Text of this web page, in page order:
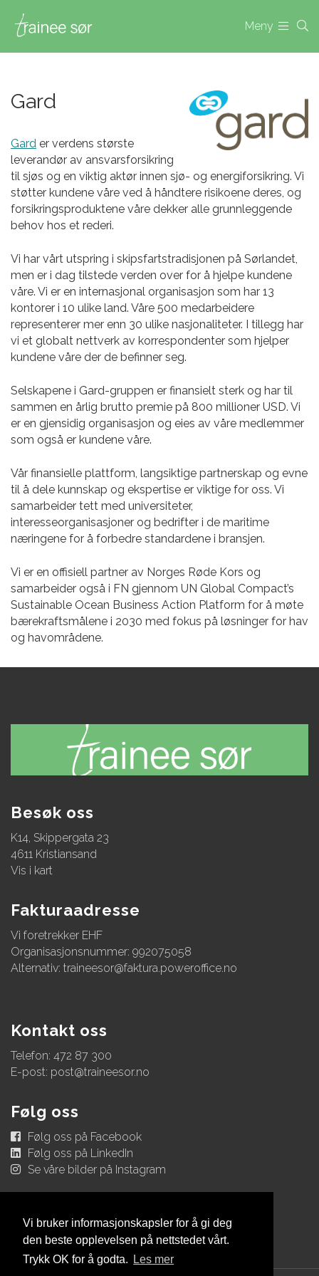
Vi bruker informasjonskapsler for å gi deg
den beste opplevelsen på nettstedet vårt.
Trykk OK for å godta.
Les mer
Meny
Gard
Gard er verdens største
leverandør av ansvarsforsikring
til sjøs og en viktig aktør innen sjø- og energiforsikring. Vi
støtter kundene våre ved å håndtere risikoene deres, og
forsikringsproduktene våre dekker alle grunnleggende
behov hos et rederi.
Vi har vårt utspring i skipsfartstradisjonen på Sørlandet,
men er i dag tilstede verden over for å hjelpe kundene
våre. Vi er en internasjonal organisasjon som har 13
kontorer i 10 ulike land. Våre 500 medarbeidere
representerer mer enn 30 ulike nasjonaliteter. I tillegg har
vi et globalt nettverk av korrespondenter som hjelper
kundene våre der de befinner seg.
Selskapene i Gard-gruppen er finansielt sterk og har til
sammen en årlig brutto premie på 800 millioner USD. Vi
er en gjensidig organisasjon og eies av våre medlemmer
som også er kundene våre.
Vår finansielle plattform, langsiktige partnerskap og evne
til å dele kunnskap og ekspertise er viktige for oss. Vi
samarbeider tett med universiteter,
interesseorganisasjoner og bedrifter i de maritime
næringene for å forbedre standardene i bransjen.
Vi er en offisiell partner av Norges Røde Kors og
samarbeider også i FN gjennom UN Global Compact’s
Sustainable Ocean Business Action Platform for å møte
bærekraftsmålene i 2030 med fokus på løsninger for hav
og havområdene.
Besøk oss
K14, Skippergata 23
4611 Kristiansand
Vis i kart
Fakturaadresse
Vi foretrekker EHF
Organisasjonsnummer: 992075058
Alternativ: traineesor@faktura.poweroffice.no
Kontakt oss
Telefon: 472 87 300
E-post: post@traineesor.no
Følg oss
Følg oss på Facebook
Følg oss på LinkedIn
Se våre bilder på Instagram